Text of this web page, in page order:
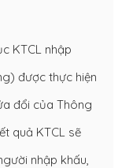
KTCL nhập
được thực hiện
đổi của Thông
quả KTCL sẽ
nhập khấu,